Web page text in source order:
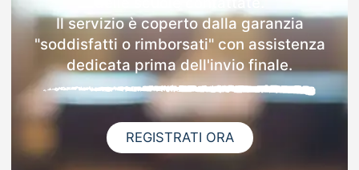
Il servizio è coperto dalla garanzia
"soddisfatti o rimborsati" con assistenza
dedicata prima dell'invio finale.
REGISTRATI ORA